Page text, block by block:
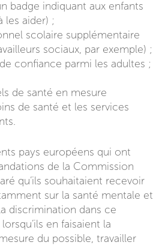
badge indiquant aux enfants
les aider) ;
scolaire supplémentaire
sociaux, par exemple) ;
confiance parmi les adultes ;
de santé en mesure
de santé et les services
pays européens qui ont
de la Commission
qu’ils souhaitaient recevoir
sur la santé mentale et
discrimination dans ce
en faisaient la
du possible, travailler